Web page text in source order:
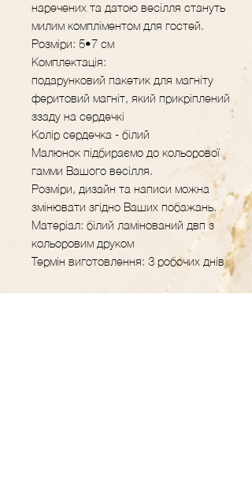
наречених та датою весілля стануть
милим компліментом для гостей.
Розміри: 5•7 см
Комплектація:
подарунковий пакетик для магніту
феритовий магніт, який прикріплений
ззаду на сердечкі
Колір сердечка - білий
Малюнок підбираємо до кольорової
гамми Вашого весілля.
Розміри, дизайн та написи можна
змінювати згідно Ваших побажань.
Матеріал: білий ламінований двп з
кольоровим друком
Термін виготовлення: 3 робочих днів